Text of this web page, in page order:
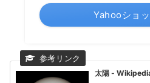
Yahooショ
太陽 -